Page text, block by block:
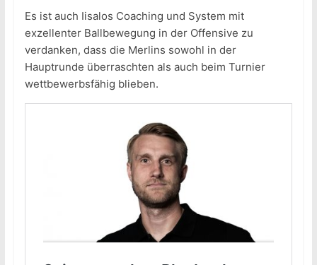
Es ist auch Iisalos Coaching und System mit
exzellenter Ballbewegung in der Offensive zu
verdanken, dass die Merlins sowohl in der
Hauptrunde überraschten als auch beim Turnier
wettbewerbsfähig blieben.